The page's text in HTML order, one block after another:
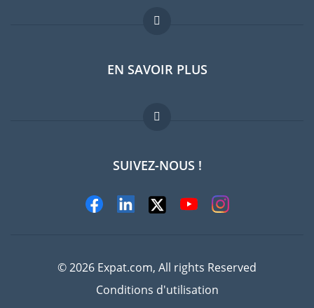
Forum expatriés
Guides pays
Offres d'emploi
EN SAVOIR PLUS
FAQ
Experts
SUIVEZ-NOUS !
© 2026 Expat.com, All rights Reserved
Conditions d'utilisation